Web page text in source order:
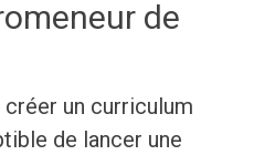
de
un curriculum
de lancer une